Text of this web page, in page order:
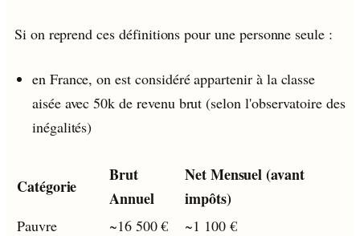
Si on reprend ces définitions pour une personne seule :
en France, on est considéré appartenir à la classe
aisée avec 50k de revenu brut (selon l'observatoire des
inégalités)
Catégorie
Brut
Annuel
Net Mensuel (avant
impôts)
Pauvre ~16 500 €
~1 100 €